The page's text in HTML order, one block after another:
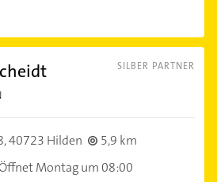
SILBER PARTNER
40723 Hilden
5,9 km
Montag um 08:00